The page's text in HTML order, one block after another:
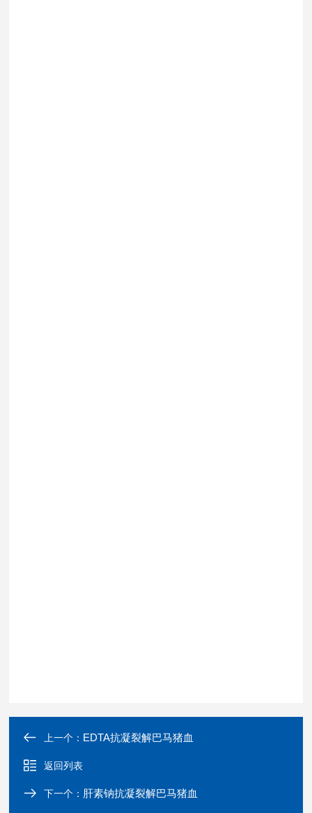
上一个： EDTA抗凝裂解巴马猪血
返回列表
下一个： 肝素钠抗凝裂解巴马猪血